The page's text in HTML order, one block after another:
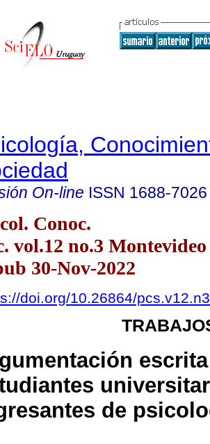
On-line ISSN 1688-7026
Conoc.
vol.12 no.3
30-Nov-2022
doi.org/10.26864/
de